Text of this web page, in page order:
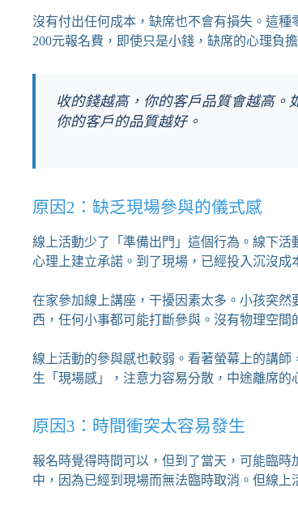
沒有付出任何成本，缺席也不會有損失。這
200元報名費，即使只是小錢，缺席的心理負
收的錢越高，你的客戶品質會越高。
你的客戶的品質越好。
原因2：缺乏現場參與的儀式感
線上活動少了「準備出門」這個行為。線下
心理上建立承諾。到了現場，已經投入沉沒成
在家參加線上講座，干擾因素太多。小孩突
西，任何小事都可能打斷參與。沒有物理空
線上活動的參與感也較弱。看著螢幕上的講師
生「現場感」，注意力容易分散，中途離席的
原因3：時間衝突太容易發生
報名時覺得時間可以，但到了當天，可能臨
中，因為已經到現場而無法臨時取消。但線